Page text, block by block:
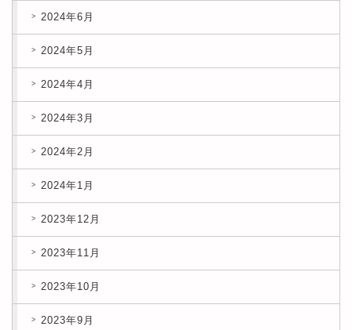
2024年6月
2024年5月
2024年4月
2024年3月
2024年2月
2024年1月
2023年12月
2023年11月
2023年10月
2023年9月